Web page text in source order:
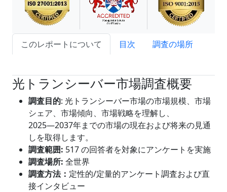
このレポートについて 目次
調査の場所
光トランシーバー市場調査概要
調査目的: 光トランシーバー市場の市場規模、市場
シェア、市場傾向、市場戦略を理解し、
2025―2037年までの市場の現在および将来の見通
しを取得します。
調査範囲: 517 の回答者を対象にアンケートを実施
調査場所: 全世界
調査方法： 定性的/定量的アンケート調査および直
接インタビュー